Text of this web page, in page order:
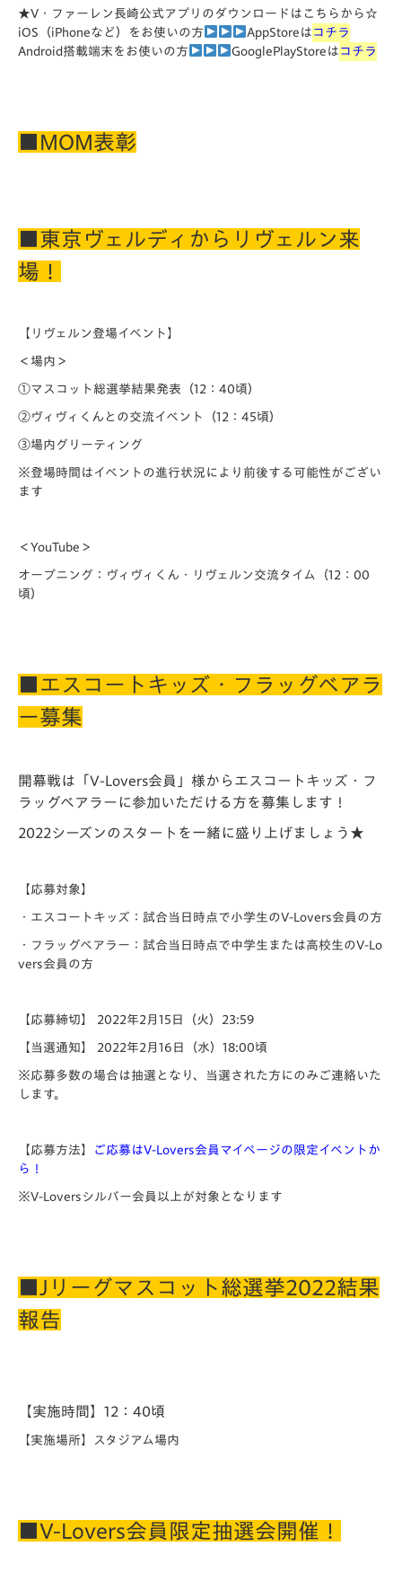
★V・ファーレン長崎公式アプリのダウンロードはこちらから☆
iOS（iPhoneなど）をお使いの方
AppStoreは コチラ
Android搭載端末をお使いの方
GooglePlayStoreは コチラ
■MOM表彰
■東京ヴェルディからリヴェルン来
場！
【リヴェルン登場イベント】
＜場内＞
①マスコット総選挙結果発表（12：40頃）
②ヴィヴィくんとの交流イベント（12：45頃）
③場内グリーティング
※登場時間はイベントの進行状況により前後する可能性がござい
ます
＜YouTube＞
オープニング：ヴィヴィくん・リヴェルン交流タイム（12：00
頃）
■エスコートキッズ・フラッグベアラ
ー募集
開幕戦は「V-Lovers会員」様からエスコートキッズ・フ
ラッグベアラーに参加いただける方を募集します！
2022シーズンのスタートを一緒に盛り上げましょう★
【応募対象】
・エスコートキッズ：試合当日時点で小学生のV-Lovers会員の方
・フラッグベアラー：試合当日時点で中学生または高校生のV-Lo
vers会員の方
【応募締切】 2022年2月15日（火）23:59
【当選通知】 2022年2月16日（水）18:00頃
※応募多数の場合は抽選となり、当選された方にのみご連絡いた
します。
【応募方法】
ご応募はV-Lovers会員マイページの限定イベントか
ら！
※V-Loversシルバー会員以上が対象となります
■Jリーグマスコット総選挙2022結果
報告
【実施時間】12：40頃
【実施場所】スタジアム場内
■V-Lovers会員限定抽選会開催！